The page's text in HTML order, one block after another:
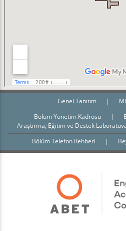
Genel Tanıtım |
Bölüm Yönetim Kadrosu
|
Araştırma, Eğitim ve Destek
Bölüm Telefon Rehberi
|